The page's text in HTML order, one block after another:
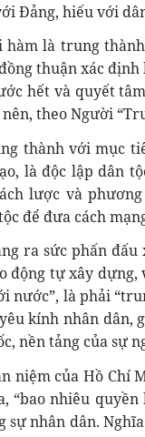
Đảng, hiếu với
hàm là trung
thuận xác
hết và quyết
theo Người
thành với mục
là độc lập dân
lược và
để đưa cách
ra sức phấn
động tự xây
nước”, là phải
kính nhân dân,
nền tảng của sự
niệm của Hồ Chí
“bao nhiêu
sự nhân dân.